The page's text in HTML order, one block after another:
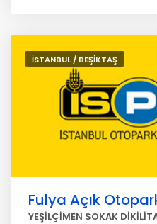
İSTANBUL / BEŞİKTAŞ
Fulya Açık
YEŞİLÇİMEN SOKAK